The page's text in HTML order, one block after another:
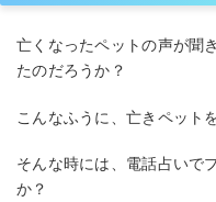
亡くなったペットの声が聞
たのだろうか？
こんなふうに、亡きペット
そんな時には、電話占いで
か？